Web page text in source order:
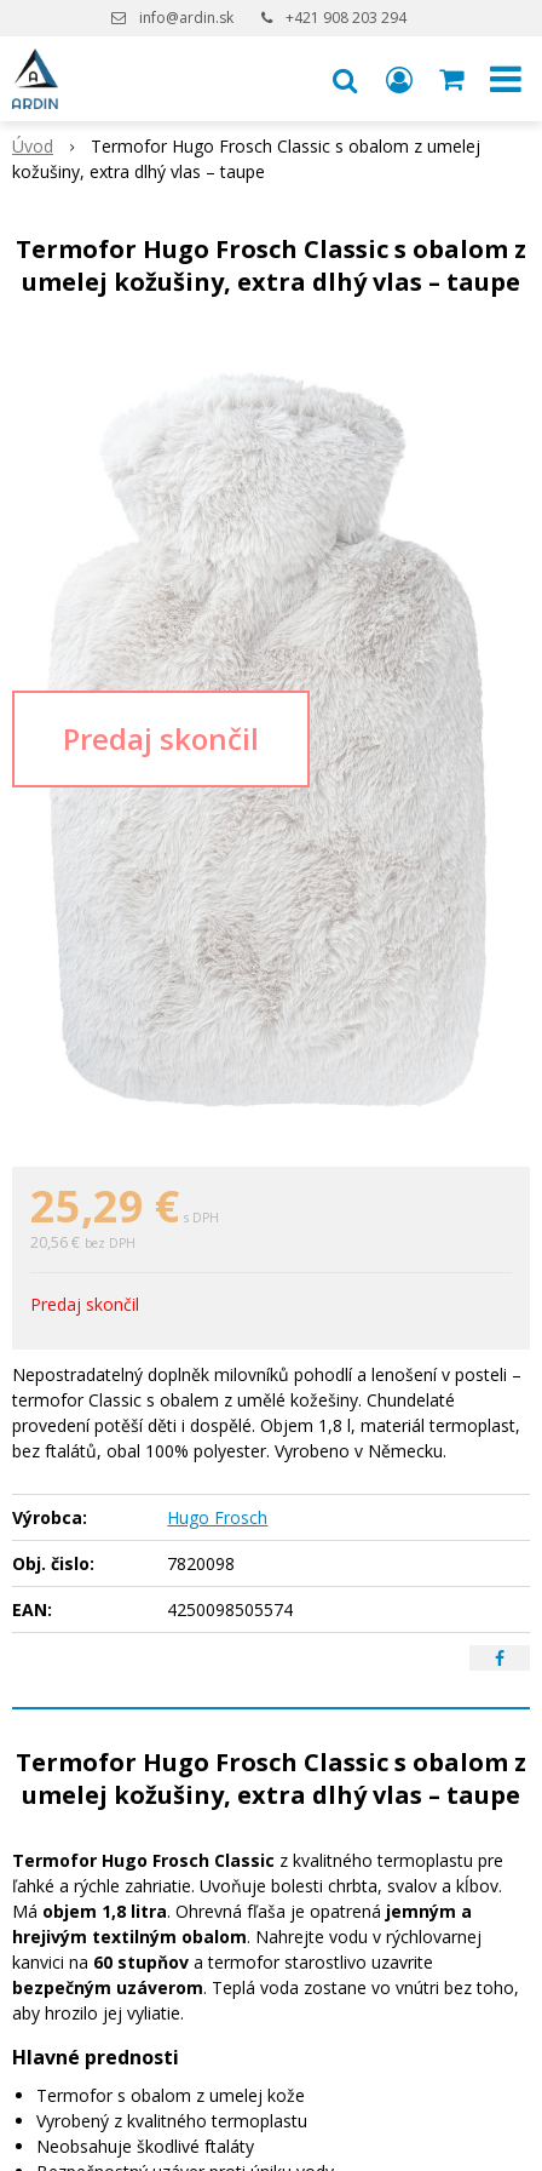
info@ardin.sk +421 908 203 294
Úvod
Termofor Hugo Frosch Classic s obalom z umelej
kožušiny, extra dlhý vlas – taupe
Termofor Hugo Frosch Classic s obalom z
umelej kožušiny, extra dlhý vlas – taupe
25,29 € s DPH
20,56 € bez DPH
Predaj skončil
Nepostradatelný doplněk milovníků pohodlí a lenošení v posteli –
termofor Classic s obalem z umělé kožešiny. Chundelaté
provedení potěší děti i dospělé. Objem 1,8 l, materiál termoplast,
bez ftalátů, obal 100% polyester. Vyrobeno v Německu.
Výrobca:
Hugo Frosch
Obj. čislo:
7820098
EAN:
4250098505574
Termofor Hugo Frosch Classic s obalom z
umelej kožušiny, extra dlhý vlas – taupe
Termofor Hugo Frosch Classic z kvalitného termoplastu pre
ľahké a rýchle zahriatie. Uvoňuje bolesti chrbta, svalov a kĺbov.
Má objem 1,8 litra. Ohrevná fľaša je opatrená jemným a
hrejivým textilným obalom. Nahrejte vodu v rýchlovarnej
kanvici na 60 stupňov a termofor starostlivo uzavrite
bezpečným uzáverom. Teplá voda zostane vo vnútri bez toho,
aby hrozilo jej vyliatie.
Hlavné prednosti
Termofor s obalom z umelej kože
Vyrobený z kvalitného termoplastu
Neobsahuje škodlivé ftaláty